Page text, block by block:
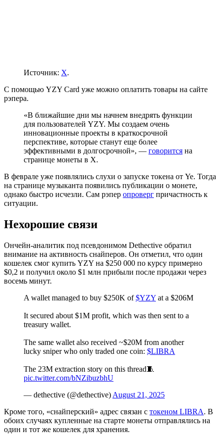
Источник: X.
С помощью YZY Card уже можно оплатить товары на сайте
рэпера.
«В ближайшие дни мы начнем внедрять функции
для пользователей YZY. Мы создаем очень
инновационные проекты в краткосрочной
перспективе, которые станут еще более
эффективными в долгосрочной», — говорится на
странице монеты в X.
В феврале уже появлялись слухи о запуске токена от Ye. Тогда
на странице музыканта появились публикации о монете,
однако быстро исчезли. Сам рэпер опроверг причастность к
ситуации.
Нехорошие связи
Ончейн-аналитик под псевдонимом Dethective обратил
внимание на активность снайперов. Он отметил, что один
кошелек смог купить YZY на $250 000 по курсу примерно
$0,2 и получил около $1 млн прибыли после продажи через
восемь минут.
A wallet managed to buy $250K of$YZY at a $206M
It secured about $1M profit, which was then sent to a
treasury wallet.
The same wallet also received ~$20M from another
lucky sniper who only traded one coin: $LIBRA
The 23M extraction story on this thread🧵
pic.twitter.com/bNZibuzbhU
— dethective (@dethective) August 21, 2025
Кроме того, «снайперский» адрес связан с токеном LIBRA. В
обоих случаях купленные на старте монеты отправлялись на
один и тот же кошелек для хранения.